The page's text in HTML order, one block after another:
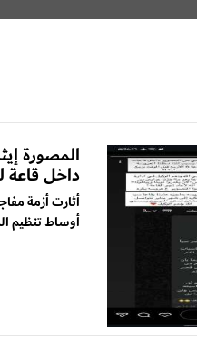
المصورة
داخل قاعة
​أثارت أزمة
أوساط تنظيم